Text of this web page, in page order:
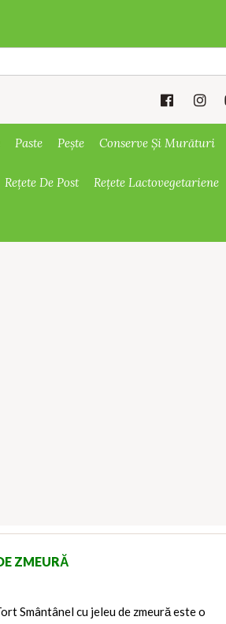
Paste Pește Conserve Și Murături
Rețete De Post Rețete Lactovegetariene
ZMEURĂ
Smântânel cu jeleu de zmeură este o